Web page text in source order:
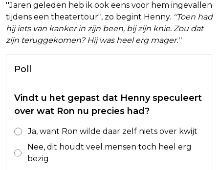
''Jaren geleden heb ik ook eens voor hem ingevallen
tijdens een theatertour'', zo begint Henny. ''Toen had
hij iets van kanker in zijn been, bij zijn knie. Zou dat
zijn teruggekomen? Hij was heel erg mager.''
Poll
Vindt u het gepast dat Henny speculeert
over wat Ron nu precies had?
Ja, want Ron wilde daar zelf niets over kwijt
Nee, dit houdt veel mensen toch heel erg
bezig